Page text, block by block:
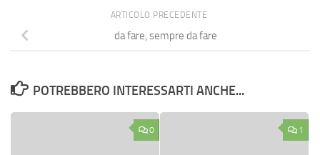
ARTICOLO PRECEDENTE
da fare, sempre da fare
POTREBBERO INTERESSARTI ANCHE...
0 1